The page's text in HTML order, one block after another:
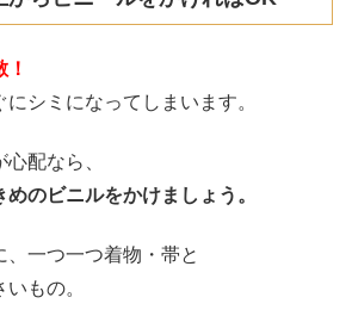
シミになってしまいます。
配なら、
のビニルをかけましょう。
一つ一つ着物・帯と
もの。